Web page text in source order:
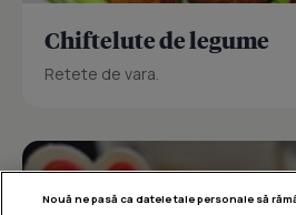
Chiftelute de legume
Retete de vara.
Nouă ne pasă ca datele tale personale să